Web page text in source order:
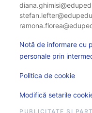
Notă de informare cu
personale prin
Politica de cookie
Modifică setarile
PUBLICITATE ȘI